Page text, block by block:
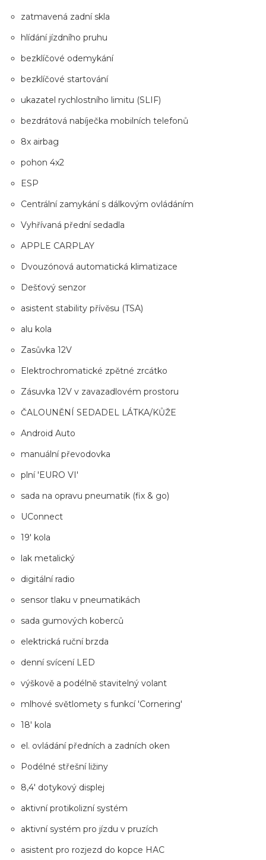
zatmavená zadní skla
hlídání jízdního pruhu
bezklíčové odemykání
bezklíčové startování
ukazatel rychlostního limitu (SLIF)
bezdrátová nabíječka mobilních telefonů
8x airbag
pohon 4x2
ESP
Centrální zamykání s dálkovým ovládáním
Vyhřívaná přední sedadla
APPLE CARPLAY
Dvouzónová automatická klimatizace
Dešťový senzor
asistent stability přívěsu (TSA)
alu kola
Zasůvka 12V
Elektrochromatické zpětné zrcátko
Zásuvka 12V v zavazadlovém prostoru
ČALOUNĚNÍ SEDADEL LÁTKA/KŮŽE
Android Auto
manuální převodovka
plní 'EURO VI'
sada na opravu pneumatik (fix & go)
UConnect
19' kola
lak metalický
digitální radio
sensor tlaku v pneumatikách
sada gumových koberců
elektrická ruční brzda
denní svícení LED
výškově a podélně stavitelný volant
mlhové světlomety s funkcí 'Cornering'
18' kola
el. ovládání předních a zadních oken
Podélné střešní ližiny
8,4' dotykový displej
aktivní protikolizní systém
aktivní systém pro jízdu v pruzích
asistent pro rozjezd do kopce HAC